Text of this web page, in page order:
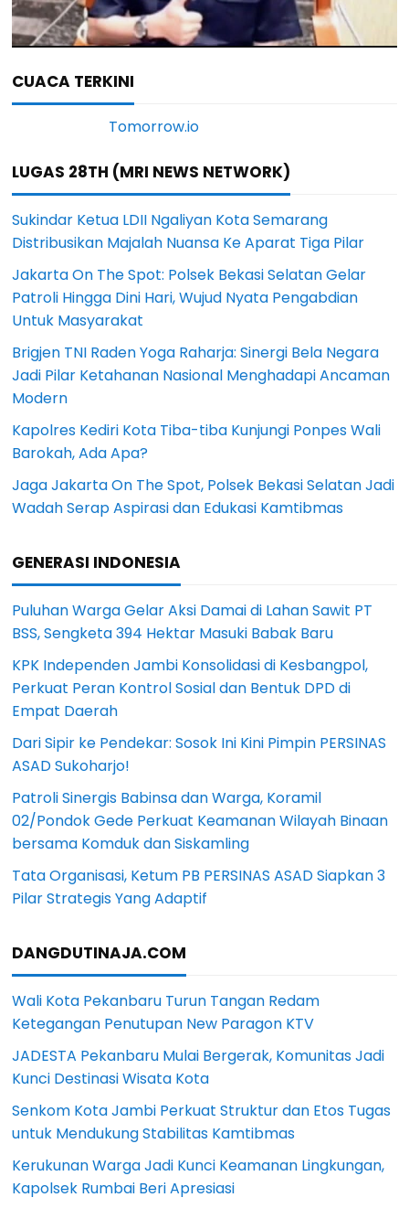
CUACA TERKINI
LUGAS 28TH (MRI NEWS NETWORK)
Sukindar Ketua LDII Ngaliyan Kota Semarang
Distribusikan Majalah Nuansa Ke Aparat Tiga Pilar
Jakarta On The Spot: Polsek Bekasi Selatan Gelar
Patroli Hingga Dini Hari, Wujud Nyata Pengabdian
Untuk Masyarakat
Brigjen TNI Raden Yoga Raharja: Sinergi Bela Negara
Jadi Pilar Ketahanan Nasional Menghadapi Ancaman
Modern
Kapolres Kediri Kota Tiba-tiba Kunjungi Ponpes Wali
Barokah, Ada Apa?
Jaga Jakarta On The Spot, Polsek Bekasi Selatan Jadi
Wadah Serap Aspirasi dan Edukasi Kamtibmas
GENERASI INDONESIA
Puluhan Warga Gelar Aksi Damai di Lahan Sawit PT
BSS, Sengketa 394 Hektar Masuki Babak Baru
KPK Independen Jambi Konsolidasi di Kesbangpol,
Perkuat Peran Kontrol Sosial dan Bentuk DPD di
Empat Daerah
Dari Sipir ke Pendekar: Sosok Ini Kini Pimpin PERSINAS
ASAD Sukoharjo!
Patroli Sinergis Babinsa dan Warga, Koramil
02/Pondok Gede Perkuat Keamanan Wilayah Binaan
bersama Komduk dan Siskamling
Tata Organisasi, Ketum PB PERSINAS ASAD Siapkan 3
Pilar Strategis Yang Adaptif
DANGDUTINAJA.COM
Wali Kota Pekanbaru Turun Tangan Redam
Ketegangan Penutupan New Paragon KTV
JADESTA Pekanbaru Mulai Bergerak, Komunitas Jadi
Kunci Destinasi Wisata Kota
Senkom Kota Jambi Perkuat Struktur dan Etos Tugas
untuk Mendukung Stabilitas Kamtibmas
Kerukunan Warga Jadi Kunci Keamanan Lingkungan,
Kapolsek Rumbai Beri Apresiasi